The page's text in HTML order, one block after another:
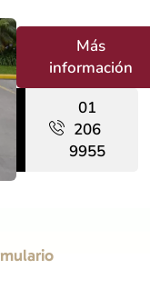
Más
información
01
206
9955